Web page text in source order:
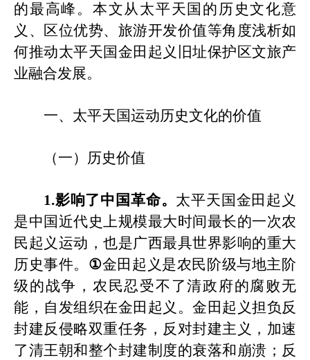
的最高峰。 本文从太平天国的历史文化意
义、区位优势、旅游开发价值等角度浅析如
何推动太平天国 金田起义旧址保护区文旅产
业融合发展。
一、太平天国运动历史文化的价值
（一）历史价值
1.影响了中国革命。 太平天国金田起义
是中国近代史上规模最大时间最长的一次农
民起义运动，也是广西最具世界影响的重大
历史事件。 ①金田起义是农民阶级与地主阶
级的战争，农民忍受不了清政府的腐败无
能，自发组织在金田起义。金田起义担负 反
封建反侵略双重任务，反对封建主义， 加速
了清王朝和整个封建制度的衰落和崩溃 ；反